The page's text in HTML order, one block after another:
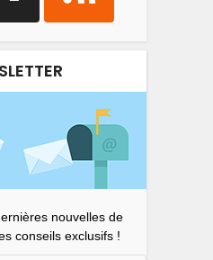
nouvelles de
conseils exclusifs !